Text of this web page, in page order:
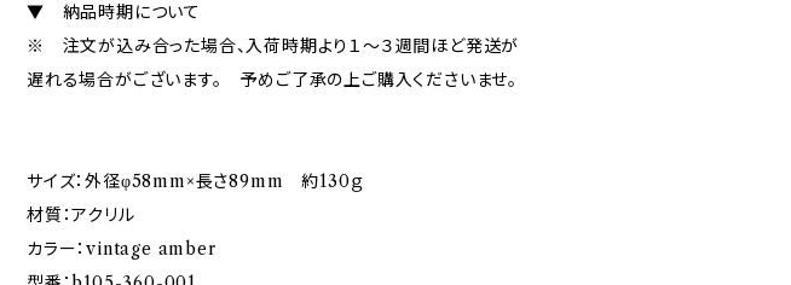
▼ 納品時期について
※ 注文が込み合った場合、入荷時期より１～３週間ほど発送が
遅れる場合がございます。 予めご了承の上ご購入くださいませ。
サイズ：外径φ58mm×長さ89mm 約130ｇ
材質：アクリル
カラー：vintage amber